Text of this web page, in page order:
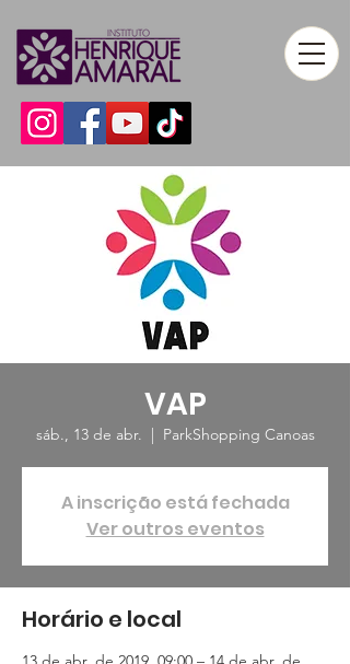
VAP
sáb., 13 de abr.
  |
ParkShopping Canoas
A inscrição está fechada
Ver outros eventos
Horário e local